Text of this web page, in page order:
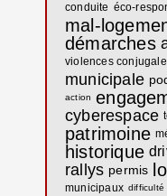
conduite éco-
mal-
démarches
violences
municipale
action
cyberespace
patrimoine
historique
rallys permis
municipaux difficulté